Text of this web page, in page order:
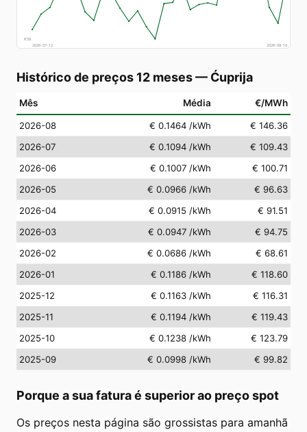
€58
2026-07-12
2026-08-10
Histórico de preços 12 meses— Ćuprija
Mês Média €/MWh
2026-08 € 0.1464 /kWh
€ 146.36
2026-07
€ 0.1094 /kWh
€ 109.43
2026-06
€ 0.1007 /kWh
€ 100.71
2026-05
€ 0.0966 /kWh
€ 96.63
2026-04
€ 0.0915 /kWh
€ 91.51
2026-03
€ 0.0947 /kWh
€ 94.75
2026-02
€ 0.0686 /kWh
€ 68.61
2026-01
€ 0.1186 /kWh
€ 118.60
2025-12
€ 0.1163 /kWh
€ 116.31
2025-11
€ 0.1194 /kWh
€ 119.43
2025-10
€ 0.1238 /kWh
€ 123.79
2025-09
€ 0.0998 /kWh € 99.82
Porque a sua fatura é superior ao preço spot
Os preços nesta página são grossistas para amanhã